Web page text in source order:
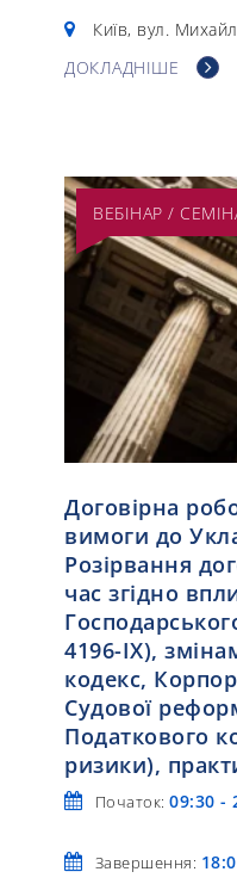
Київ, вул.
ДОКЛАДНІШЕ
ВЕБІНАР /
Договірна
вимоги до
Розірвання
час згідно
4196-IX),
кодекс,
Судової
Податкового
ризики),
Початок: 09:30 -
Завершення: